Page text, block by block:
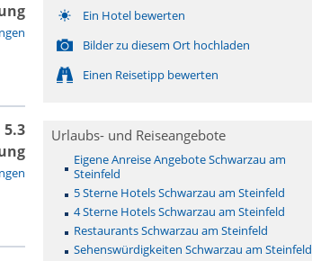
5.3
Ein Hotel bewerten
Bilder zu diesem Ort hochladen
Einen Reisetipp bewerten
Urlaubs- und Reiseangebote
Eigene Anreise Angebote Schwarzau am
Steinfeld
5 Sterne Hotels Schwarzau am Steinfeld
4 Sterne Hotels Schwarzau am Steinfeld
Restaurants Schwarzau am Steinfeld
Sehenswürdigkeiten Schwarzau am Steinfeld